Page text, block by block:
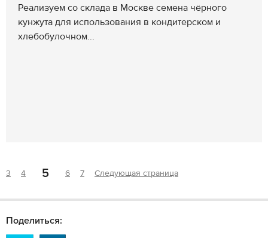
Реализуем со склада в Москве семена чёрного
кунжута для использования в кондитерском и
хлебобулочном...
3 4 5 6 7 Следующая страница
Поделиться: